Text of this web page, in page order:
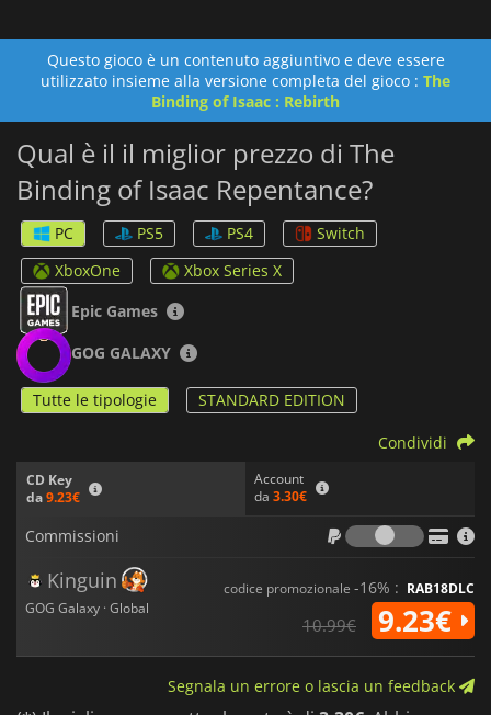
Questo gioco è un contenuto aggiuntivo e deve essere
utilizzato insieme alla versione completa del gioco : The
Binding of Isaac : Rebirth
Qual è il il miglior prezzo di The
Binding of Isaac Repentance?
PC PS5 PS4
Switch
XboxOne
Xbox Series X
Epic Games
GOG GALAXY
Tutte le tipologie STANDARD EDITION
CD Key
da9.23€
Account
da 3.30€
Condividi
Commissioni
Kinguin
GOG Galaxy · Global
codice promozionale -16% : RAB18DLC
10.99€ 9.23€
Segnala un errore o lascia un feedback